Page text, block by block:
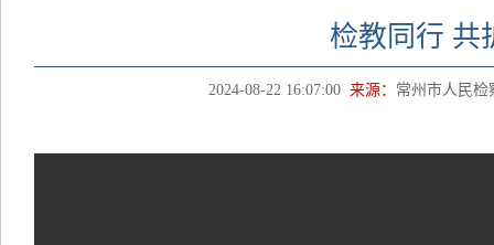
检教同行 共
2024-08-22 16:07:00 来源： 常州市人民